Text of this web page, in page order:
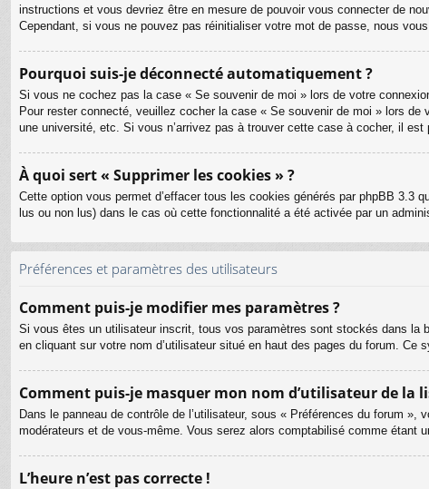
instructions et vous devriez être en mesure de pouvoir vous connecter de
Cependant, si vous ne pouvez pas réinitialiser votre mot de passe, nous
Pourquoi suis-je déconnecté automatiquement ?
Si vous ne cochez pas la case « Se souvenir de moi » lors de votre
Pour rester connecté, veuillez cocher la case « Se souvenir de moi » lors
une université, etc. Si vous n’arrivez pas à trouver cette case à cocher, il
À quoi sert « Supprimer les cookies » ?
Cette option vous permet d’effacer tous les cookies générés par phpBB 3.3
lus ou non lus) dans le cas où cette fonctionnalité a été activée par un
Préférences et paramètres des utilisateurs
Comment puis-je modifier mes paramètres ?
Si vous êtes un utilisateur inscrit, tous vos paramètres sont stockés dans la
en cliquant sur votre nom d’utilisateur situé en haut des pages du forum.
Comment puis-je masquer mon nom d’utilisateur de la
Dans le panneau de contrôle de l’utilisateur, sous « Préférences du forum
modérateurs et de vous-même. Vous serez alors comptabilisé comme étant
L’heure n’est pas correcte !